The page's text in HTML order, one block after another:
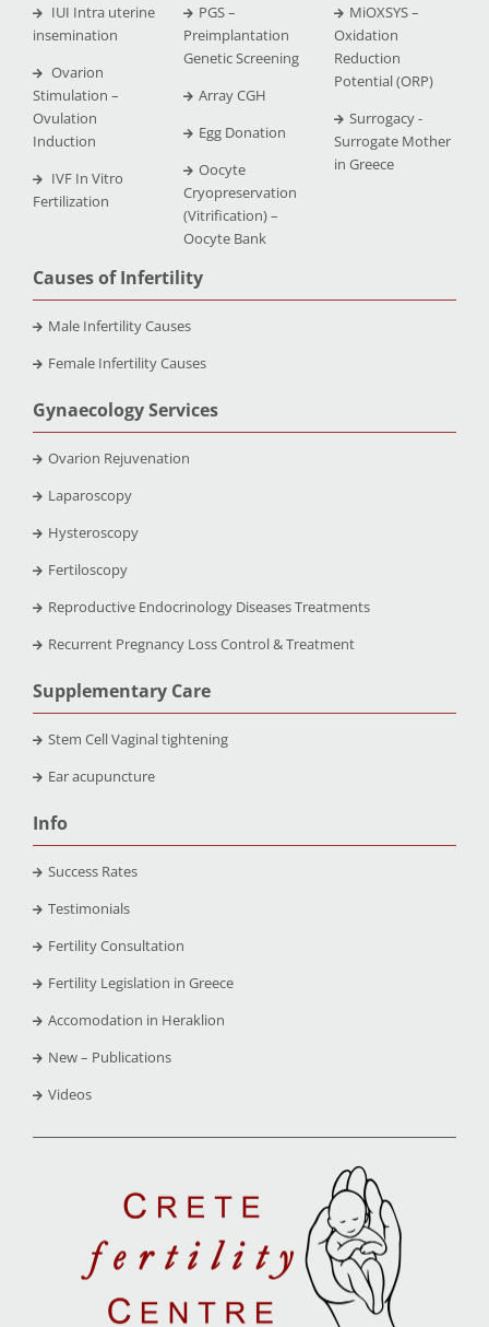
IUI Intra uterine
insemination
Ovarion
Stimulation –
Ovulation
Induction
IVF In Vitro
Fertilization
PGS –
Preimplantation
Genetic Screening
Array CGH
Egg Donation
Oocyte
Cryopreservation
(Vitrification) –
Oocyte Bank
MiOXSYS –
Oxidation
Reduction
Potential (ORP)
Surrogacy -
Surrogate Mother
in Greece
Causes of Infertility
Male Infertility Causes
Female Infertility Causes
Gynaecology Services
Ovarion Rejuvenation
Laparoscopy
Hysteroscopy
Fertiloscopy
Reproductive Endocrinology Diseases Treatments
Recurrent Pregnancy Loss Control & Treatment
Supplementary Care
Stem Cell Vaginal tightening
Ear acupuncture
Info
Success Rates
Testimonials
Fertility Consultation
Fertility Legislation in Greece
Accomodation in Heraklion
New – Publications
Videos